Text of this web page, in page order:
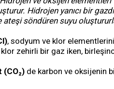
Hidrojen yanıcı bir
ateşi söndüren suyu
, sodyum ve klor
zehirli bir gaz iken,
de karbon ve oksijenin